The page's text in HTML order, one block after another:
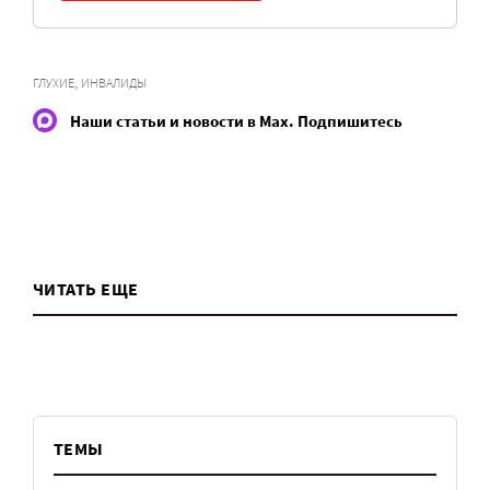
ГЛУХИЕ, ИНВАЛИДЫ
Наши статьи и новости в Max. Подпишитесь
ЧИТАТЬ ЕЩЕ
ТЕМЫ